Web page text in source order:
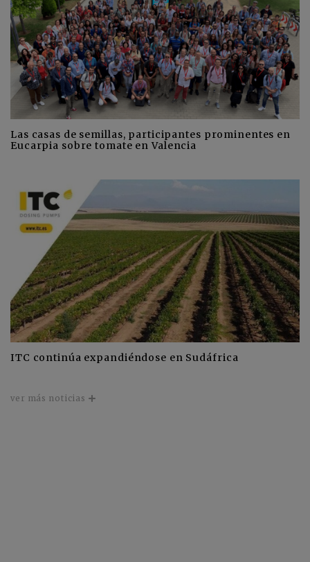
Las casas de semillas, participantes prominentes en
Eucarpia sobre tomate en Valencia
ITC continúa expandiéndose en Sudáfrica
ver más noticias